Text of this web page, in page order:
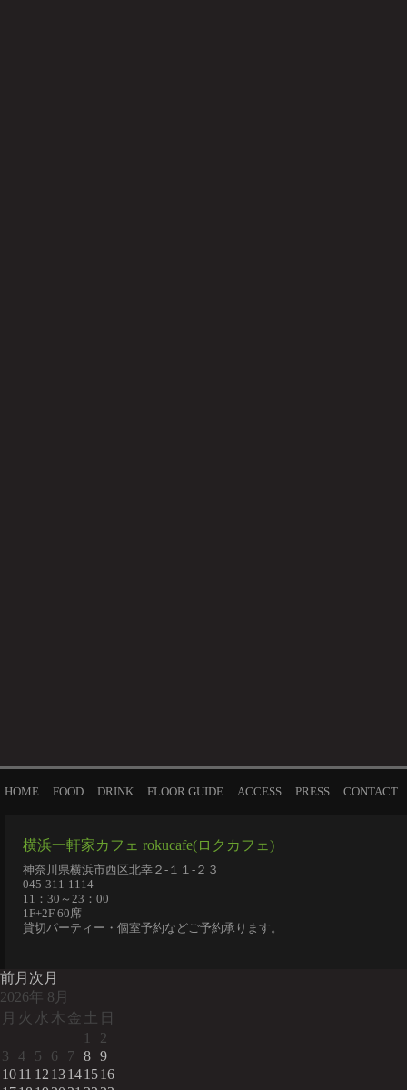
HOME FOOD DRINK FLOOR GUIDE ACCESS PRESS CONTACT
横浜一軒家カフェ rokucafe(ロクカフェ)
神奈川県横浜市西区北幸２-１１-２３
045-311-1114
11：30～23：00
1F+2F 60席
貸切パーティー・個室予約などご予約承ります。
前月 次月
2026年 8月
月 火 水 木 金 土 日
1
2
3
4 5 6 7 8 9
1011 12 13141516